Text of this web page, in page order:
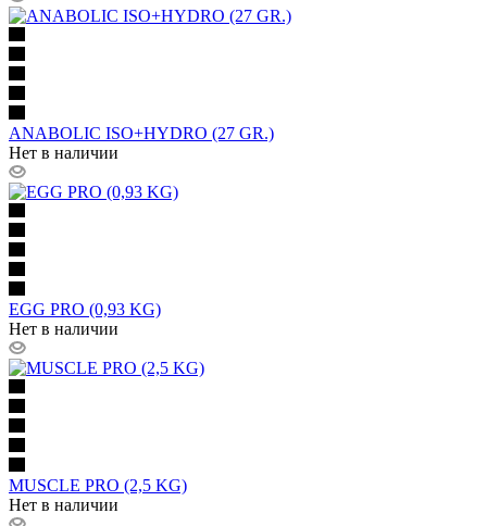
ANABOLIC ISO+HYDRO (27 GR.)
Нет в наличии
EGG PRO (0,93 KG)
Нет в наличии
MUSCLE PRO (2,5 KG)
Нет в наличии